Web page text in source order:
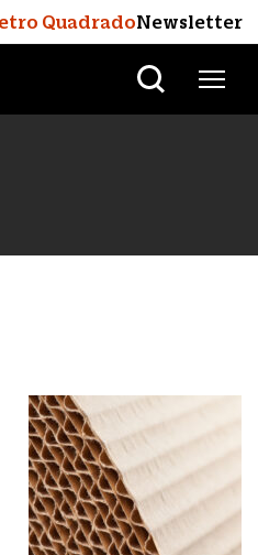
QuadradoNewsletter